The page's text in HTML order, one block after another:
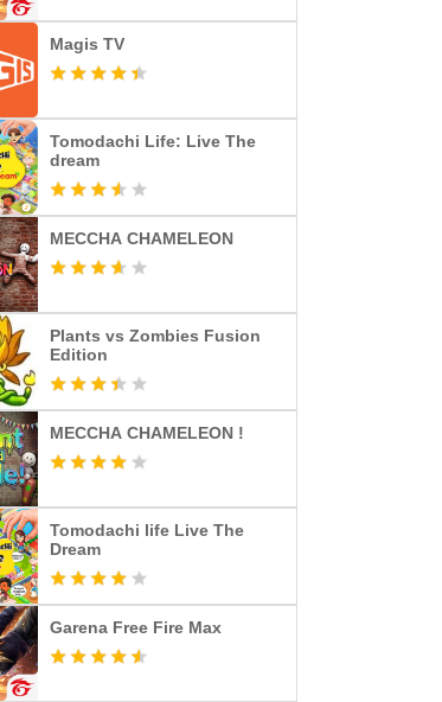
Magis TV
Tomodachi Life: Live The
dream
MECCHA CHAMELEON
Plants vs Zombies Fusion
Edition
MECCHA CHAMELEON !
Tomodachi life Live The
Dream
Garena Free Fire Max